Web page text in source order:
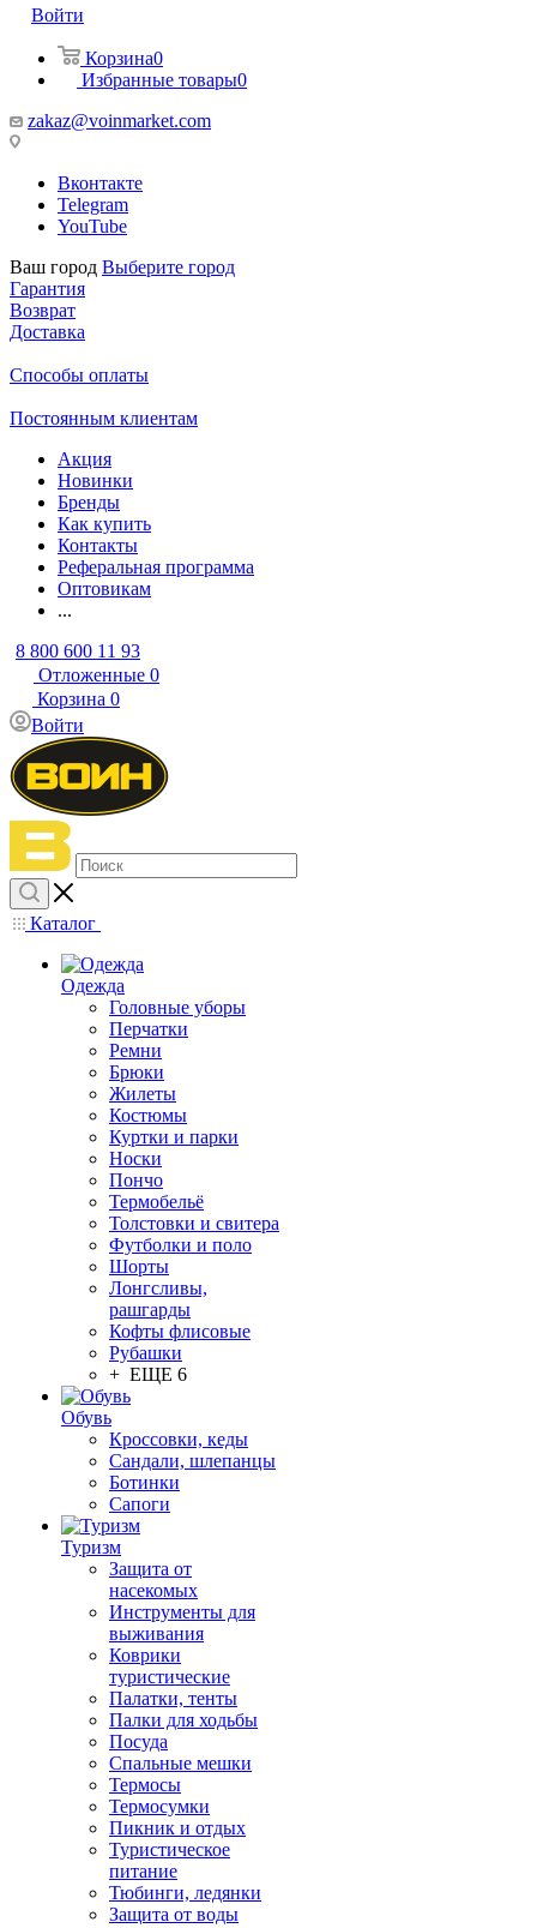
Войти
Корзина0
Избранные товары0
zakaz@voinmarket.com
Вконтакте
Telegram
YouTube
Ваш город Выберите город
Гарантия
Возврат
Доставка
Способы оплаты
Постоянным клиентам
Акция
Новинки
Бренды
Как купить
Контакты
Реферальная программа
Оптовикам
...
8 800 600 11 93
Отложенные 0
Корзина 0
Войти
Каталог
Одежда
Головные уборы
Перчатки
Ремни
Брюки
Жилеты
Костюмы
Куртки и парки
Носки
Пончо
Термобельё
Толстовки и свитера
Футболки и поло
Шорты
Лонгсливы,
рашгарды
Кофты флисовые
Рубашки
+ ЕЩЕ 6
Обувь
Кроссовки, кеды
Сандали, шлепанцы
Ботинки
Сапоги
Туризм
Защита от
насекомых
Инструменты для
выживания
Коврики
туристические
Палатки, тенты
Палки для ходьбы
Посуда
Спальные мешки
Термосы
Термосумки
Пикник и отдых
Туристическое
питание
Тюбинги, ледянки
Защита от воды